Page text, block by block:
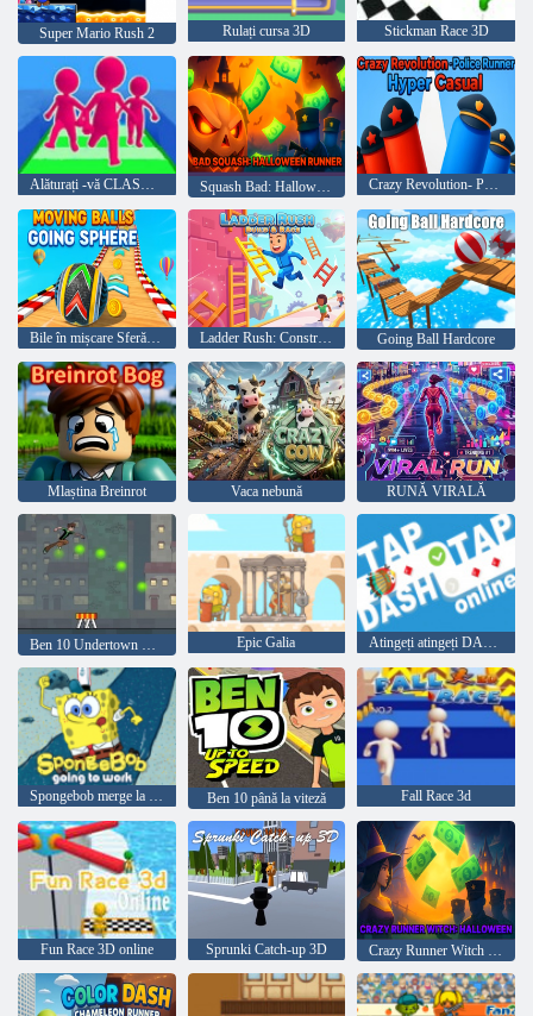
Super Mario Rush 2 Rulați cursa 3D Stickman Race 3D
Alăturați -vă CLASH 3D Squash Bad: Halloween Runner Crazy Revolution- Police Runner Hyper Casual
Bile în mișcare Sferă de mers Ladder Rush: Construiește și cursă Going Ball Hardcore
Mlaștina Breinrot Vaca nebună RUNĂ VIRALĂ
Epic Galia Atingeți atingeți DASH ONLINE
Spongebob merge la lucru Ben 10 până la viteză Fall Race 3d
Fun Race 3D online Sprunki Catch-up 3D Crazy Runner Witch Halloween